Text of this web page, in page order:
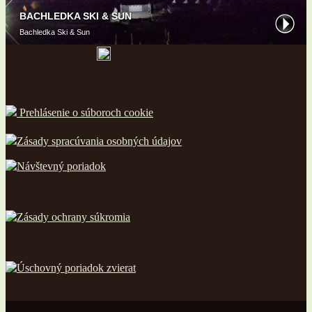
Prehlásenie o súboroch cookie
Zásady spracúvania osobných údajov
Návštevný poriadok
Zásady ochrany súkromia
Úschovný poriadok zvierat